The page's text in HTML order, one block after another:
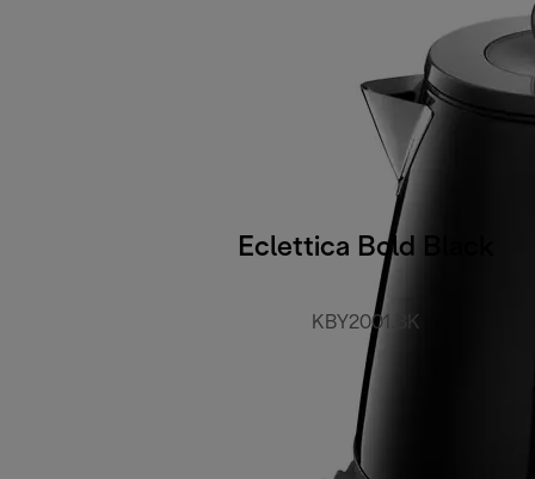
Eclettica Bold Black
KBY2001.BK